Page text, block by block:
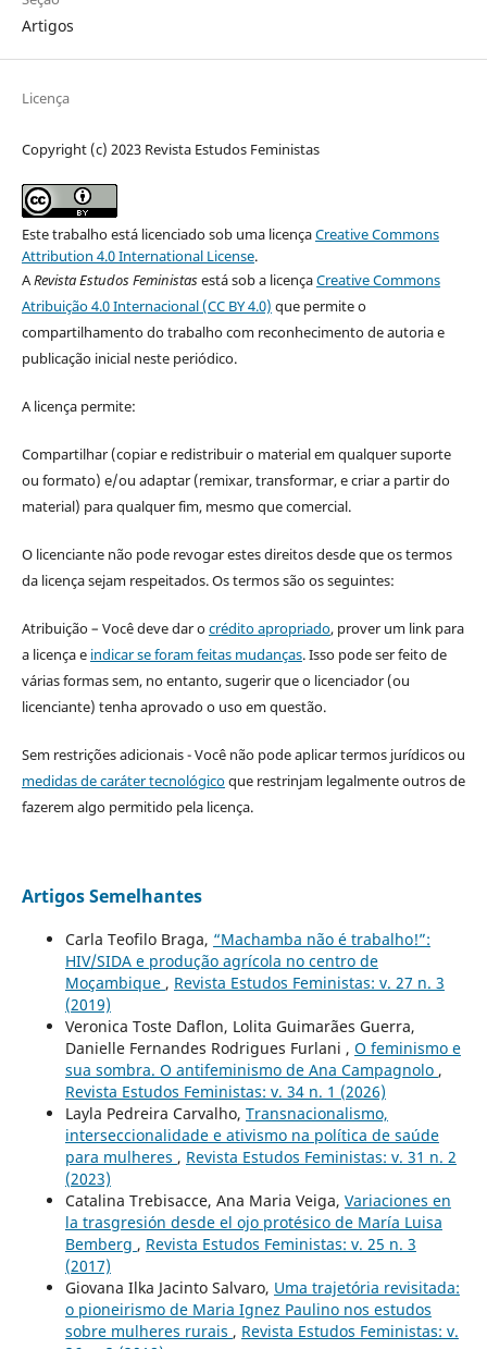
Artigos
Licença
Copyright (c) 2023 Revista Estudos Feministas
Este trabalho está licenciado sob uma licençaCreative Commons
Attribution 4.0 International License.
ARevista Estudos Feministasestá sob a licençaCreative Commons
Atribuição 4.0 Internacional (CC BY 4.0) que permite o
compartilhamento do trabalho com reconhecimento de autoria e
publicação inicial neste periódico.
A licença permite:
Compartilhar (copiar e redistribuir o material em qualquer suporte
ou formato) e/ou adaptar (remixar, transformar, e criar a partir do
material) para qualquer fim, mesmo que comercial.
O licenciante não pode revogar estes direitos desde que os termos
da licença sejam respeitados. Os termos são os seguintes:
Atribuição – Você deve dar ocrédito apropriado, prover um link para
a licença e indicar se foram feitas mudanças. Isso pode ser feito de
várias formas sem, no entanto, sugerir que o licenciador (ou
licenciante) tenha aprovado o uso em questão.
Sem restrições adicionais - Você não pode aplicar termos jurídicos ou
medidas de caráter tecnológicoque restrinjam legalmente outros de
fazerem algo permitido pela licença.
Artigos Semelhantes
Carla Teofilo Braga, “Machamba não é trabalho!”:
HIV/SIDA e produção agrícola no centro de
Moçambique , Revista Estudos Feministas: v. 27 n. 3
(2019)
Veronica Toste Daflon, Lolita Guimarães Guerra,
Danielle Fernandes Rodrigues Furlani , O feminismo e
sua sombra. O antifeminismo de Ana Campagnolo ,
Revista Estudos Feministas: v. 34 n. 1 (2026)
Layla Pedreira Carvalho, Transnacionalismo,
interseccionalidade e ativismo na política de saúde
para mulheres , Revista Estudos Feministas: v. 31 n. 2
(2023)
Catalina Trebisacce, Ana Maria Veiga, Variaciones en
la trasgresión desde el ojo protésico de María Luisa
Bemberg , Revista Estudos Feministas: v. 25 n. 3
(2017)
Giovana Ilka Jacinto Salvaro, Uma trajetória revisitada:
o pioneirismo de Maria Ignez Paulino nos estudos
sobre mulheres rurais , Revista Estudos Feministas: v.